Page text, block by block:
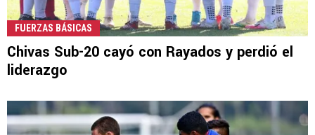
FUERZAS BÁSICAS
Chivas Sub-20 cayó con Rayados y perdió el
liderazgo